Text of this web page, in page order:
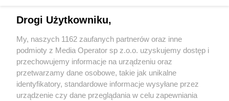
Wydawca mediówlokalnych
Drogi Użytkowniku,
My, naszych 1162 zaufanych partnerów oraz inne
podmioty z Media Operator sp z.o.o. uzyskujemy dostęp i
przechowujemy informacje na urządzeniu oraz
przetwarzamy dane osobowe, takie jak unikalne
identyfikatory, standardowe informacje wysyłane przez
urządzenie czy dane przeglądania w celu zapewniania